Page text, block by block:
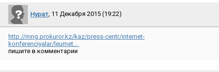
Нурат, 11 Декабря 2015 (19:22)
http://mng.prokuror.kz/kaz/press-centr/internet-
konferenciyalar/leumet...
пишите в комментарии